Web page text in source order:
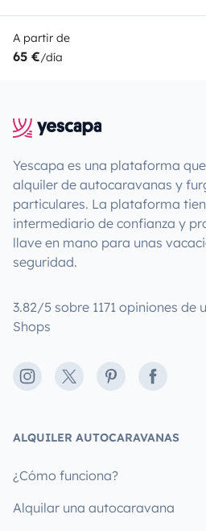
A partir de
65 €/día
Yescapa es una plataforma
alquiler de autocaravanas y
particulares. La plataforma
intermediario de confianza y
llave en mano para unas
seguridad.
3.82/5 sobre 1171 opiniones de
Shops
Instagram
X PinterestFacebook
ALQUILER AUTOCARAVANAS
¿Cómo funciona?
Alquilar una autocaravana